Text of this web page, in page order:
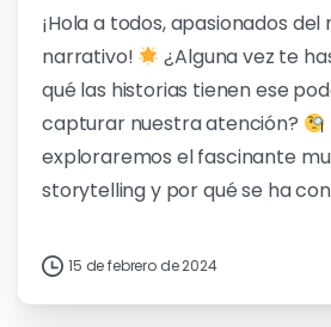
¡Hola a todos, apasionados
narrativo!
¿Alguna vez te
qué las historias tienen ese
capturar nuestra atención?
exploraremos el fascinante
storytelling y por qué se ha
15 de febrero de 2024